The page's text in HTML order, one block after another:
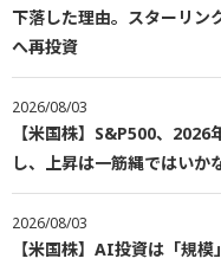
下落した理由。スターリ
へ再投資
2026/08/03
【米国株】S&P500、
し、上昇は一筋縄ではいか
2026/08/03
【米国株】AI投資は「規